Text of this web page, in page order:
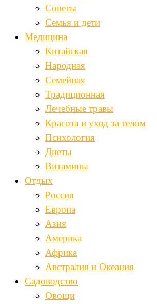
Советы
Семья и дети
Медицина
Китайская
Народная
Семейная
Традиционная
Лечебные травы
Красота и уход за телом
Психология
Диеты
Витамины
Отдых
Россия
Европа
Азия
Америка
Африка
Австралия и Океания
Садоводство
Овощи